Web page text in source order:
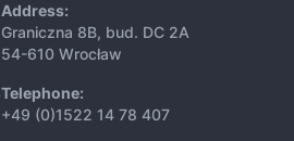
Address:
Graniczna 8B, bud. DC 2A
54-610 Wrocław
Telephone:
+49 (0)1522 14 78 407